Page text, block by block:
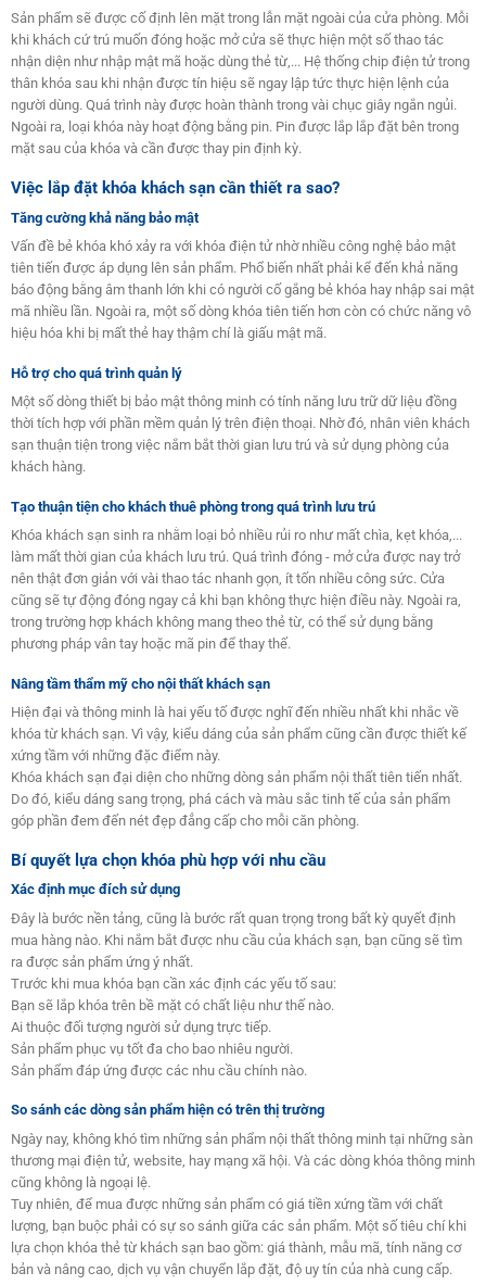
Sản phẩm sẽ được cố định lên mặt trong lẫn mặt ngoài của cửa phòng. Mỗi
khi khách cứ trú muốn đóng hoặc mở cửa sẽ thực hiện một số thao tác
nhận diện như nhập mật mã hoặc dùng thẻ từ,... Hệ thống chip điện tử trong
thân khóa sau khi nhận được tín hiệu sẽ ngay lập tức thực hiện lệnh của
người dùng. Quá trình này được hoàn thành trong vài chục giây ngắn ngủi.
Ngoài ra, loại khóa này hoạt động bằng pin. Pin được lắp lắp đặt bên trong
mặt sau của khóa và cần được thay pin định kỳ.
Việc lắp đặt khóa khách sạn cần thiết ra sao?
Tăng cường khả năng bảo mật
Vấn đề bẻ khóa khó xảy ra với khóa điện tử nhờ nhiều công nghệ bảo mật
tiên tiến được áp dụng lên sản phẩm. Phổ biến nhất phải kể đến khả năng
báo động bằng âm thanh lớn khi có người cố gắng bẻ khóa hay nhập sai mật
mã nhiều lần. Ngoài ra, một số dòng khóa tiên tiến hơn còn có chức năng vô
hiệu hóa khi bị mất thẻ hay thậm chí là giấu mật mã.
Hỗ trợ cho quá trình quản lý
Một số dòng thiết bị bảo mật thông minh có tính năng lưu trữ dữ liệu đồng
thời tích hợp với phần mềm quản lý trên điện thoại. Nhờ đó, nhân viên khách
sạn thuận tiện trong việc nắm bắt thời gian lưu trú và sử dụng phòng của
khách hàng.
Tạo thuận tiện cho khách thuê phòng trong quá trình lưu trú
Khóa khách sạn sinh ra nhằm loại bỏ nhiều rủi ro như mất chìa, kẹt khóa,...
làm mất thời gian của khách lưu trú. Quá trình đóng - mở cửa được nay trở
nên thật đơn giản với vài thao tác nhanh gọn, ít tốn nhiều công sức. Cửa
cũng sẽ tự động đóng ngay cả khi bạn không thực hiện điều này. Ngoài ra,
trong trường hợp khách không mang theo thẻ từ, có thể sử dụng bằng
phương pháp vân tay hoặc mã pin để thay thế.
Nâng tầm thẩm mỹ cho nội thất khách sạn
Hiện đại và thông minh là hai yếu tố được nghĩ đến nhiều nhất khi nhắc về
khóa từ khách sạn. Vì vậy, kiểu dáng của sản phẩm cũng cần được thiết kế
xứng tầm với những đặc điểm này.
Khóa khách sạn đại diện cho những dòng sản phẩm nội thất tiên tiến nhất.
Do đó, kiểu dáng sang trọng, phá cách và màu sắc tinh tế của sản phẩm
góp phần đem đến nét đẹp đẳng cấp cho mỗi căn phòng.
Bí quyết lựa chọn khóa phù hợp với nhu cầu
Xác định mục đích sử dụng
Đây là bước nền tảng, cũng là bước rất quan trọng trong bất kỳ quyết định
mua hàng nào. Khi nắm bắt được nhu cầu của khách sạn, bạn cũng sẽ tìm
ra được sản phẩm ứng ý nhất.
Trước khi mua khóa bạn cần xác định các yếu tố sau:
Bạn sẽ lắp khóa trên bề mặt có chất liệu như thế nào.
Ai thuộc đối tượng người sử dụng trực tiếp.
Sản phẩm phục vụ tốt đa cho bao nhiêu người.
Sản phẩm đáp ứng được các nhu cầu chính nào.
So sánh các dòng sản phẩm hiện có trên thị trường
Ngày nay, không khó tìm những sản phẩm nội thất thông minh tại những sàn
thương mại điện tử, website, hay mạng xã hội. Và các dòng khóa thông minh
cũng không là ngoại lệ.
Tuy nhiên, để mua được những sản phẩm có giá tiền xứng tầm với chất
lượng, bạn buộc phải có sự so sánh giữa các sản phẩm. Một số tiêu chí khi
lựa chọn khóa thẻ từ khách sạn bao gồm: giá thành, mẫu mã, tính năng cơ
bản và nâng cao, dịch vụ vận chuyển lắp đặt, độ uy tín của nhà cung cấp.